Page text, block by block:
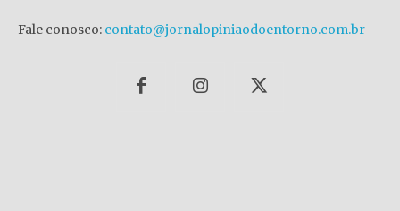
Fale conosco: contato@jornalopiniaodoentorno.com.br